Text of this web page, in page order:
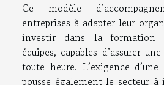
Ce modèle
entreprises à adapter leur
investir dans la formation
équipes, capables d’assurer
toute heure. L’exigence
pousse également le secteur